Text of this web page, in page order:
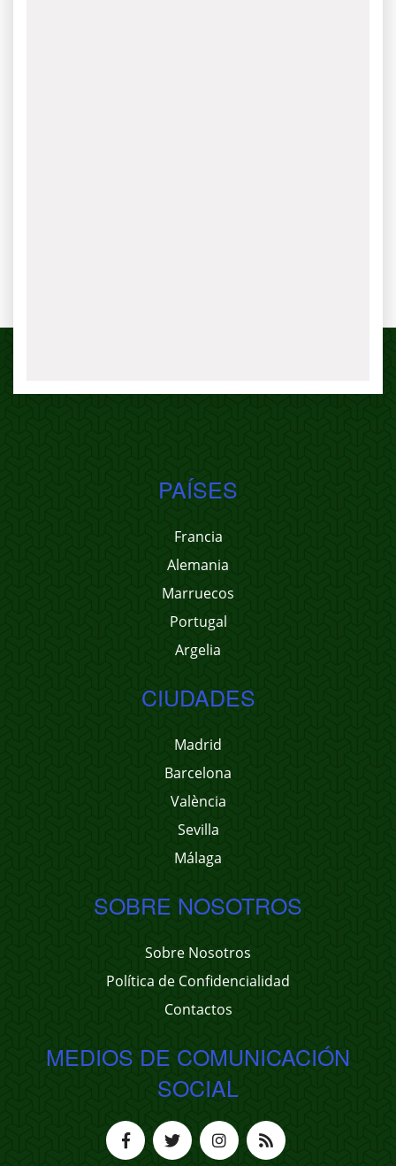
PAÍSES
Francia
Alemania
Marruecos
Portugal
Argelia
CIUDADES
Madrid
Barcelona
València
Sevilla
Málaga
SOBRE NOSOTROS
Sobre Nosotros
Política de Confidencialidad
Contactos
MEDIOS DE COMUNICACIÓN
SOCIAL